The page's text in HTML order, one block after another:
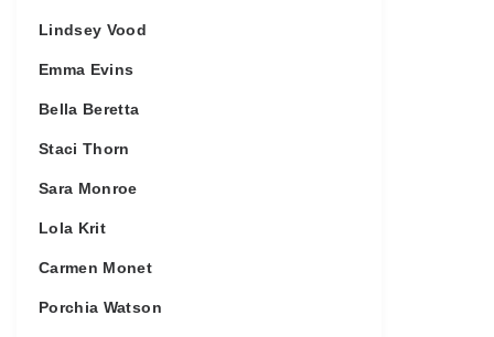
Lindsey Vood
Emma Evins
Bella Beretta
Staci Thorn
Sara Monroe
Lola Krit
Carmen Monet
Porchia Watson